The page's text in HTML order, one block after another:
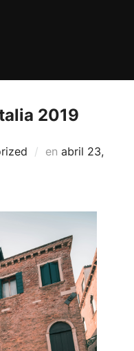
2019
en Publicado
abril 23,